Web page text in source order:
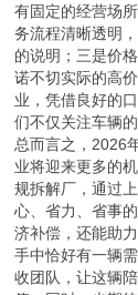
有固定的经营场
务流程清晰透明
的说明；三是价
诺不切实际的高
业，凭借良好的
们不仅关注车辆
总而言之，2026
业将迎来更多的
规拆解厂，通过
心、省力、省事
济补偿，还能助
手中恰好有一辆
收团队，让这辆